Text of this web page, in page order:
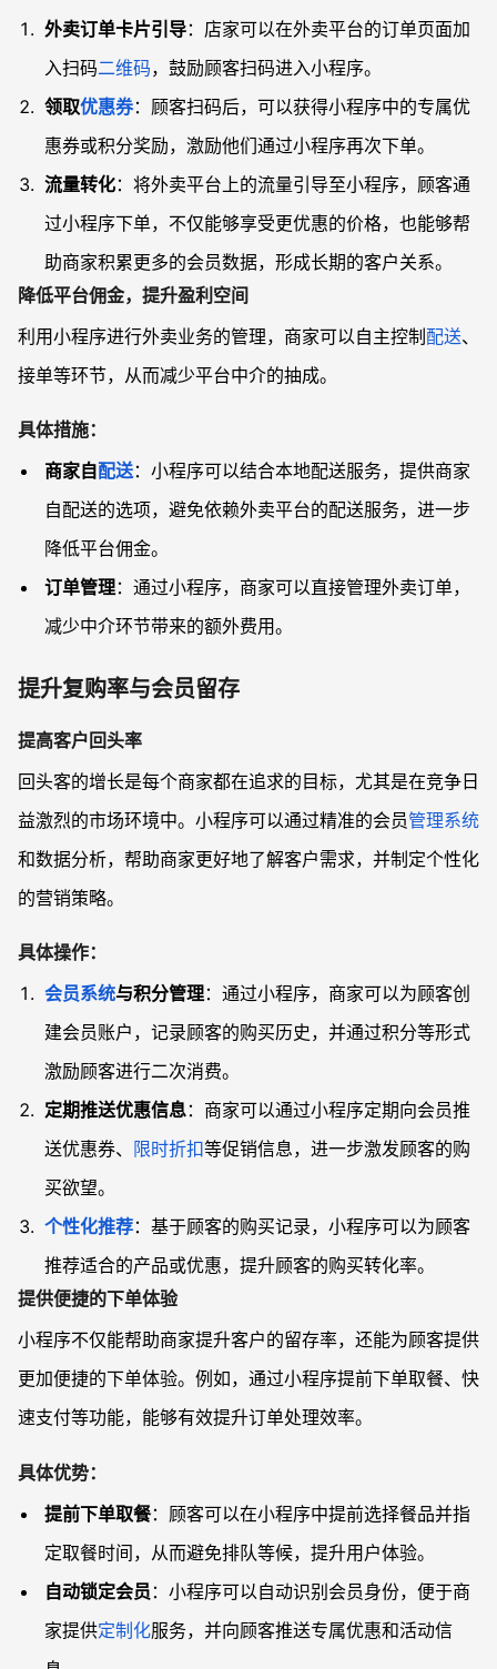
外卖订单卡片引导：店家可以在外卖平台的订单页面加
入扫码二维码，鼓励顾客扫码进入小程序。
领取优惠券：顾客扫码后，可以获得小程序中的专属优
惠券或积分奖励，激励他们通过小程序再次下单。
流量转化：将外卖平台上的流量引导至小程序，顾客通
过小程序下单，不仅能够享受更优惠的价格，也能够帮
助商家积累更多的会员数据，形成长期的客户关系。
降低平台佣金，提升盈利空间
利用小程序进行外卖业务的管理，商家可以自主控制配送、
接单等环节，从而减少平台中介的抽成。
具体措施：
商家自配送：小程序可以结合本地配送服务，提供商家
自配送的选项，避免依赖外卖平台的配送服务，进一步
降低平台佣金。
订单管理：通过小程序，商家可以直接管理外卖订单，
减少中介环节带来的额外费用。
提升复购率与会员留存
提高客户回头率
回头客的增长是每个商家都在追求的目标，尤其是在竞争日
益激烈的市场环境中。小程序可以通过精准的会员管理系统
和数据分析，帮助商家更好地了解客户需求，并制定个性化
的营销策略。
具体操作：
会员系统与积分管理：通过小程序，商家可以为顾客创
建会员账户，记录顾客的购买历史，并通过积分等形式
激励顾客进行二次消费。
定期推送优惠信息：商家可以通过小程序定期向会员推
送优惠券、 限时折扣等促销信息，进一步激发顾客的购
买欲望。
个性化推荐：基于顾客的购买记录，小程序可以为顾客
推荐适合的产品或优惠，提升顾客的购买转化率。
提供便捷的下单体验
小程序不仅能帮助商家提升客户的留存率，还能为顾客提供
更加便捷的下单体验。例如，通过小程序提前下单取餐、快
速支付等功能，能够有效提升订单处理效率。
具体优势：
提前下单取餐：顾客可以在小程序中提前选择餐品并指
定取餐时间，从而避免排队等候，提升用户体验。
自动锁定会员 ：小程序可以自动识别会员身份，便于商
家提供定制化服务，并向顾客推送专属优惠和活动信